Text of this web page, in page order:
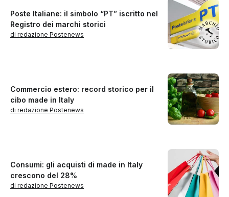
Poste Italiane: il simbolo “PT” iscritto nel
Registro dei marchi storici
di redazione Postenews
Commercio estero: record storico per il
cibo made in Italy
di redazione Postenews
Consumi: gli acquisti di made in Italy
crescono del 28%
di redazione Postenews